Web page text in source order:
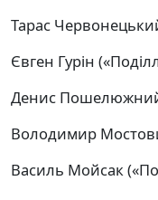
Тарас
Євген Гурін
Денис Пошелюжний
Володимир
Василь Мойсак